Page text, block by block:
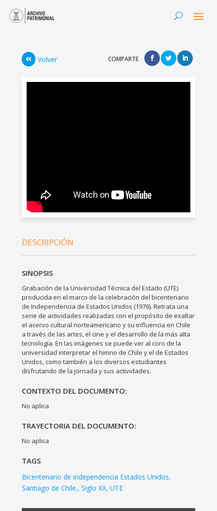
Volver COMPARTE
DESCRIPCIÓN
SINOPSIS
Grabación de la Universidad Técnica del Estado (UTE)
producida en el marco de la celebración del bicentenario
de Independencia de Estados Unidos (1976). Retrata una
serie de actividades realizadas con el propósito de exaltar
el acervo cultural norteamericano y su influencia en Chile
a través de las artes, el cine y el desarrollo de la más alta
tecnología. En las imágenes se puede ver al coro de la
universidad interpretar el himno de Chile y el de Estados
Unidos, como también a los diversos estudiantes
disfrutando de la jornada y sus actividades.
CONTEXTO DEL DOCUMENTO:
No aplica
TRAYECTORIA DEL DOCUMENTO:
No aplica
TAGS
Bicentenario de independencia Estados Unidos
Santiago de Chile. Siglo XX UTE